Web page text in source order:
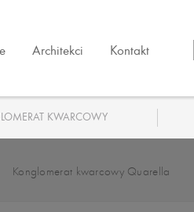
Architekci Kontakt
KWARCOWY
Konglomerat kwarcowy Quarella